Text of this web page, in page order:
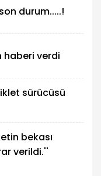
durum.....!
haberi verdi
sürücüsü
bekası
verildi.''